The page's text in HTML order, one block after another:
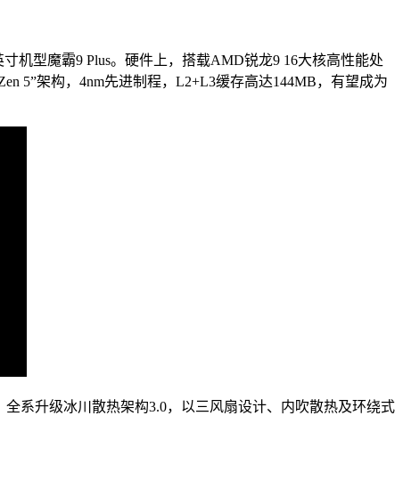
型魔霸9 Plus。硬件上，搭载AMD锐龙9 16大核高性能处
5”架构，4nm先进制程，L2+L3缓存高达144MB，有望成为
系升级冰川散热架构3.0，以三风扇设计、内吹散热及环绕式